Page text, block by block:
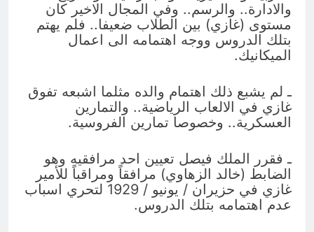
والادارة.. والرسم.. وفي المجال الاخير كان
مستوى (غازي) بين الطلاب ضعيفا.. فلم يهتم
بتلك الدروس ووجه اهتمامه الى اعمال
الميكانيك.
ـ لم يشبع ذلك اهتمام والده مثلما اشبعه تفوق
غازي في الالعاب الرياضية.. والتمارين
العسكرية.. وخصوصا تمارين الفروسية.
ـ فقرر الملك فيصل تعيين احد مرافقيه وهو
الضابط (خالد الزهاوي) مرافقاً ومراقباً للأمير
غازي في حزيران / يونيو / 1929 لتحري اسباب
عدم اهتمامه بتلك الدروس.